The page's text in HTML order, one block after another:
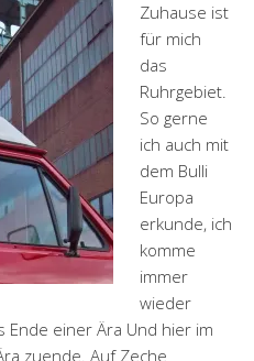
Zuhause ist
für mich
das
Ruhrgebiet.
So gerne
ich auch mit
dem Bulli
Europa
erkunde, ich
komme
immer
wieder
Ende einer Ära Und hier im
zuende. Auf Zeche